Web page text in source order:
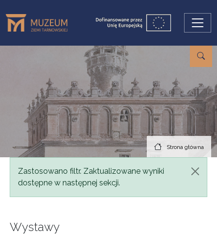
Strona główna
Komunikat
Zastosowano filtr. Zaktualizowane wyniki
dostępne w następnej sekcji.
Wystawy